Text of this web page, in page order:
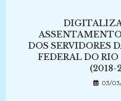
DOS SERVIDORES
FEDERAL DO
(2018-
03/